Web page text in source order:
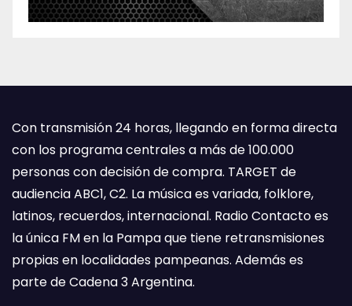
Con transmisión 24 horas, llegando en forma directa
con los programa centrales a más de 100.000
personas con decisión de compra. TARGET de
audiencia ABC1, C2. La música es variada, folklore,
latinos, recuerdos, internacional. Radio Contacto es
la única FM en la Pampa que tiene retransmisiones
propias en localidades pampeanas. Además es
parte de Cadena 3 Argentina.